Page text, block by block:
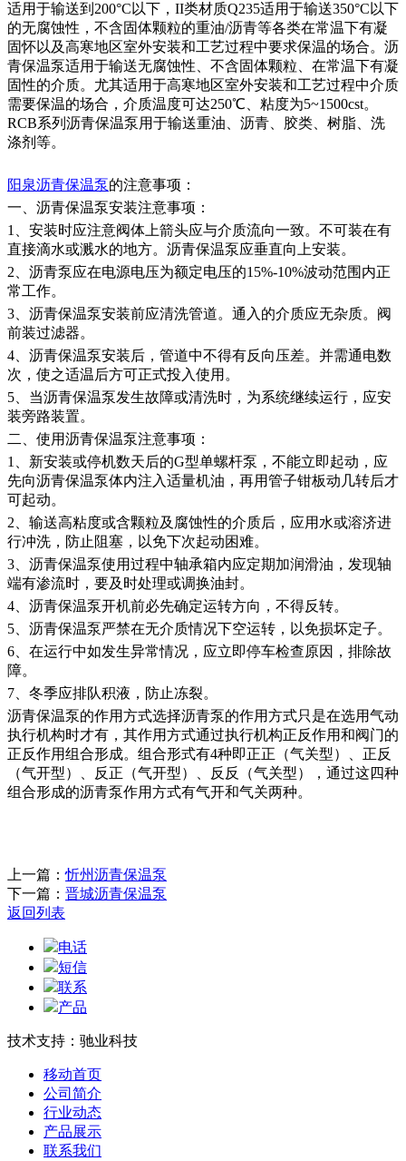
适用于输送到200°C以下，II类材质Q235适用于输送350°C以下
的无腐蚀性，不含固体颗粒的重油/沥青等各类在常温下有凝
固怀以及高寒地区室外安装和工艺过程中要求保温的场合。沥
青保温泵适用于输送无腐蚀性、不含固体颗粒、在常温下有凝
固性的介质。尤其适用于高寒地区室外安装和工艺过程中介质
需要保温的场合，介质温度可达250℃、粘度为5~1500cst。
RCB系列沥青保温泵用于输送重油、沥青、胶类、树脂、洗
涤剂等。
阳泉沥青保温泵的注意事项：
一、沥青保温泵安装注意事项：
1、安装时应注意阀体上箭头应与介质流向一致。不可装在有
直接滴水或溅水的地方。沥青保温泵应垂直向上安装。
2、沥青泵应在电源电压为额定电压的15%-10%波动范围内正
常工作。
3、沥青保温泵安装前应清洗管道。通入的介质应无杂质。阀
前装过滤器。
4、沥青保温泵安装后，管道中不得有反向压差。并需通电数
次，使之适温后方可正式投入使用。
5、当沥青保温泵发生故障或清洗时，为系统继续运行，应安
装旁路装置。
二、使用沥青保温泵注意事项：
1、新安装或停机数天后的G型单螺杆泵，不能立即起动，应
先向沥青保温泵体内注入适量机油，再用管子钳板动几转后才
可起动。
2、输送高粘度或含颗粒及腐蚀性的介质后，应用水或溶济进
行冲洗，防止阻塞，以免下次起动困难。
3、沥青保温泵使用过程中轴承箱内应定期加润滑油，发现轴
端有渗流时，要及时处理或调换油封。
4、沥青保温泵开机前必先确定运转方向，不得反转。
5、沥青保温泵严禁在无介质情况下空运转，以免损坏定子。
6、在运行中如发生异常情况，应立即停车检查原因，排除故
障。
7、冬季应排队积液，防止冻裂。
沥青保温泵的作用方式选择沥青泵的作用方式只是在选用气动
执行机构时才有，其作用方式通过执行机构正反作用和阀门的
正反作用组合形成。组合形式有4种即正正（气关型）、正反
（气开型）、反正（气开型）、反反（气关型），通过这四种
组合形成的沥青泵作用方式有气开和气关两种。
上一篇：忻州沥青保温泵
下一篇： 晋城沥青保温泵
返回列表
电话
短信
联系
产品
技术支持：驰业科技
移动首页
公司简介
行业动态
产品展示
联系我们